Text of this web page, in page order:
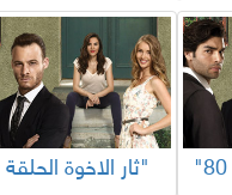
مسلسلات عربية
"ثار الاخوة الحلقة 79"